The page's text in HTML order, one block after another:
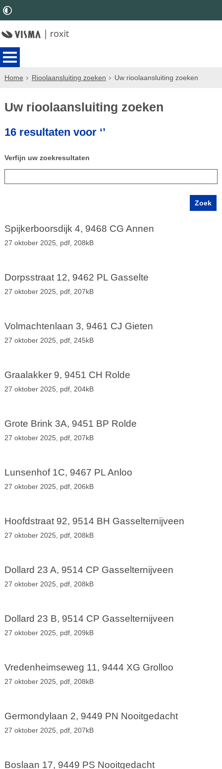
Home Rioolaansluiting zoeken Uw rioolaansluiting zoeken
Uw rioolaansluiting zoeken
16 resultaten voor ‘’
Verfijn uw zoekresultaten
Spijkerboorsdijk 4, 9468 CG Annen
27 oktober 2025, pdf, 208kB
Dorpsstraat 12, 9462 PL Gasselte
27 oktober 2025, pdf, 207kB
Volmachtenlaan 3, 9461 CJ Gieten
27 oktober 2025, pdf, 245kB
Graalakker 9, 9451 CH Rolde
27 oktober 2025, pdf, 204kB
Grote Brink 3A, 9451 BP Rolde
27 oktober 2025, pdf, 207kB
Lunsenhof 1C, 9467 PL Anloo
27 oktober 2025, pdf, 206kB
Hoofdstraat 92, 9514 BH Gasselternijveen
27 oktober 2025, pdf, 208kB
Dollard 23 A, 9514 CP Gasselternijveen
27 oktober 2025, pdf, 208kB
Dollard 23 B, 9514 CP Gasselternijveen
27 oktober 2025, pdf, 209kB
Vredenheimseweg 11, 9444 XG Grolloo
27 oktober 2025, pdf, 208kB
Germondylaan 2, 9449 PN Nooitgedacht
27 oktober 2025, pdf, 207kB
Boslaan 17, 9449 PS Nooitgedacht